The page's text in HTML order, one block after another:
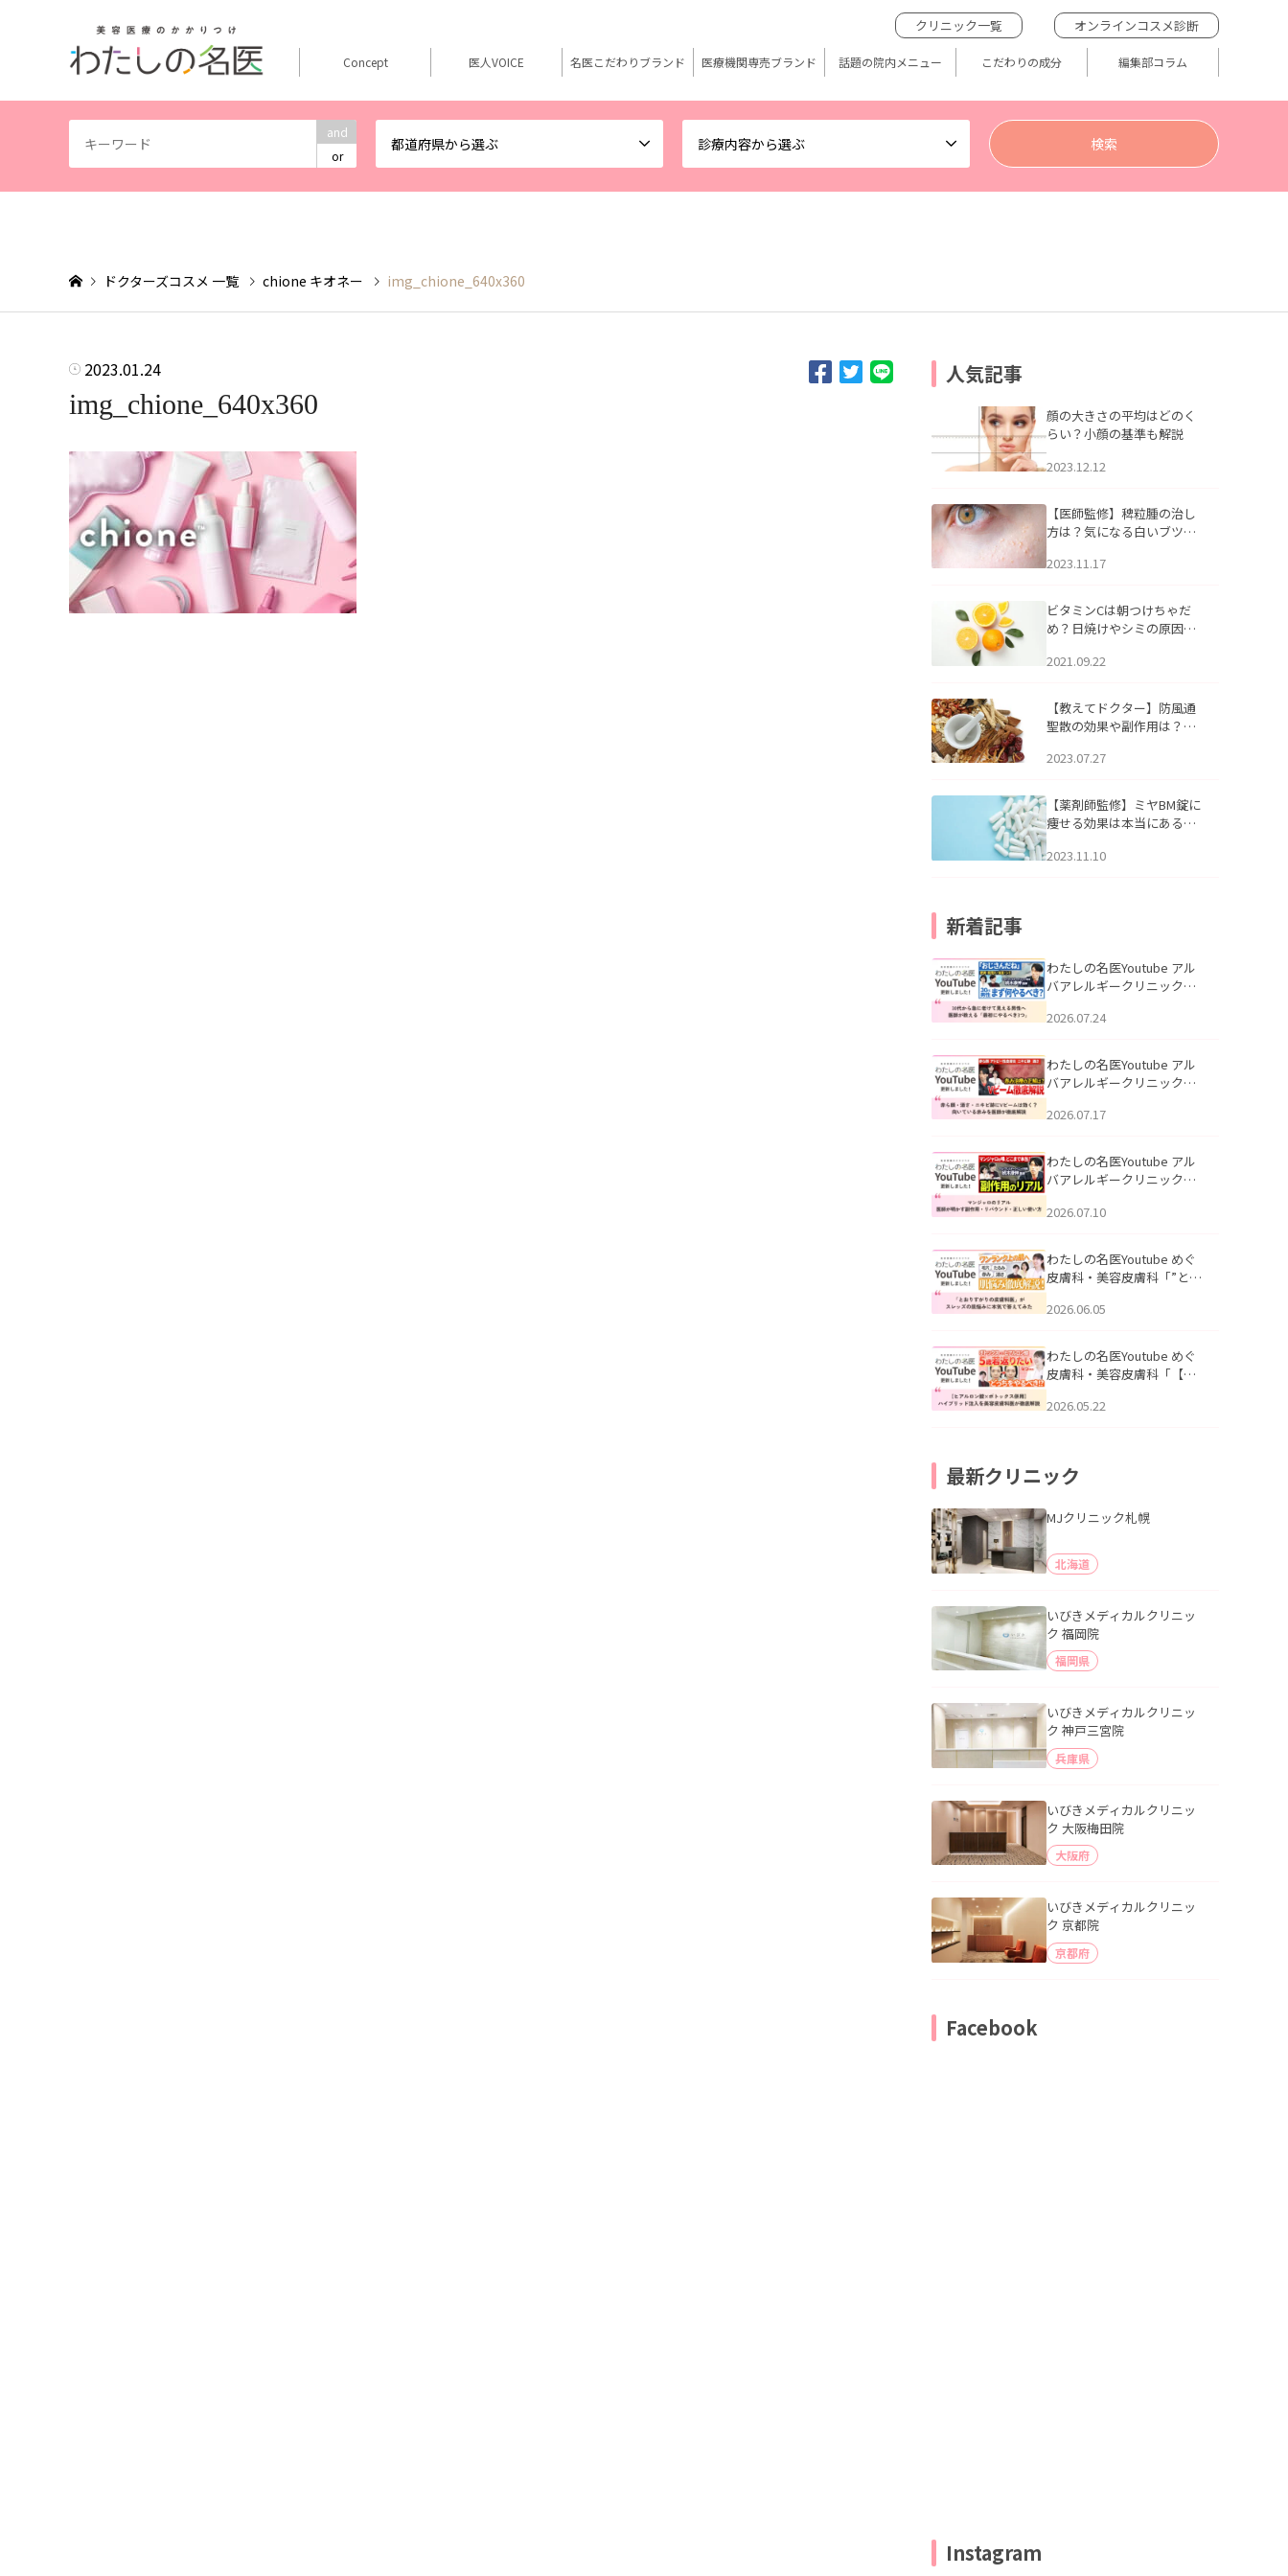
and
or
都道府県から選ぶ 診療内容から選ぶ
クリニック一覧 オンラインコスメ診断
Concept 医人VOICE 名医こだわりブランド 医療機関専売ブランド 話題の院内メニュー こだわりの成分 編集部コラム
ドクターズコスメ 一覧 chione キオネー img_chione_640x360
2023.01.24
img_chione_640x360
人気記事
顔の大きさの平均はどのく
らい？小顔の基準も解説
2023.12.12
【医師監修】稗粒腫の治し
方は？気になる白いブツブ
アについて
2023.11.17
ビタミンCは朝つけちゃだ
め？日焼けやシミの原因に
2021.09.22
【教えてドクター】防風通
聖散の効果や副作用は？長
2023.07.27
【薬剤師監修】ミヤBM錠に
痩せる効果は本当にある
2023.11.10
新着記事
わたしの名医Youtube アル
バアレルギークリニック札
える男性へ｜医師が教える
公開いたしました。
2026.07.24
わたしの名医Youtube アル
バアレルギークリニック札
跡にVビームは効く？向いて
説」を公開いたしました。
2026.07.17
わたしの名医Youtube アル
バアレルギークリニック札
医師が明かす副作用・リバ
公開いたしました。
2026.07.10
わたしの名医Youtube めぐ
皮膚科・美容皮膚科「”とお
ッズの肌悩みに本気で答え
た。
2026.06.05
わたしの名医Youtube めぐ
皮膚科・美容皮膚科「【ヒ
用】ハイブリッド注入を美
2026.05.22
最新クリニック
MJクリニック札幌
北海道
いびきメディカルクリニッ
ク 福岡院
福岡県
いびきメディカルクリニッ
ク 神戸三宮院
兵庫県
いびきメディカルクリニッ
ク 大阪梅田院
大阪府
いびきメディカルクリニッ
ク 京都院
京都府
Facebook
Instagram